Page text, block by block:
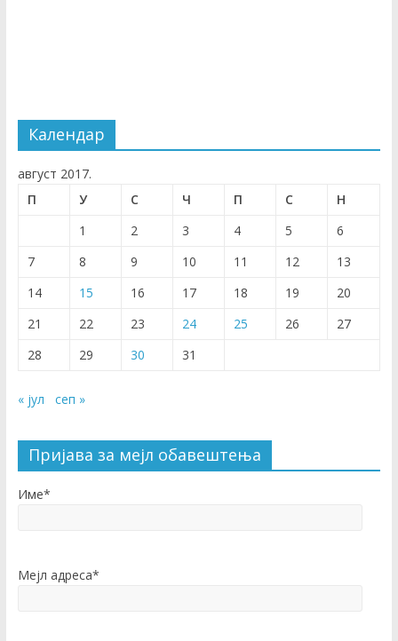
Календар
август 2017.
П
У С Ч П С
Н
1
2 3 4 5
6
7
8 9 10 11 12
13
14
15 16 17 18 19
20
21
22 23 24 25 26
27
28
29 30 31
« јул сеп »
Пријава за мејл обавештења
Име*
Мејл адреса*